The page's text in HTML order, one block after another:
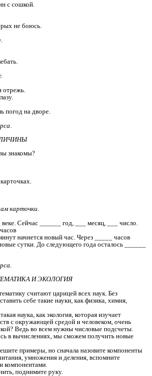
с сошкой.
не боюсь.
отрежь.
погод на дворе.
знакомы?
карточки.
Сейчас ______ год, ___ месяц, ___ число.
начнется новый час. Через _____ часов
сутки. До следующего года осталось ______
И ЭКОЛОГИЯ
считают царицей всех наук. Без
себе такие науки, как физика, химия,
наука, как экология, которая изучает
с окружающей средой и человеком, очень
Ведь во всем нужны числовые подсчеты.
в вычислениях, мы сможем получить новые
примеры, но сначала назовите компоненты
умножения и деления, вспомните
компонентами.
поднимите руку.